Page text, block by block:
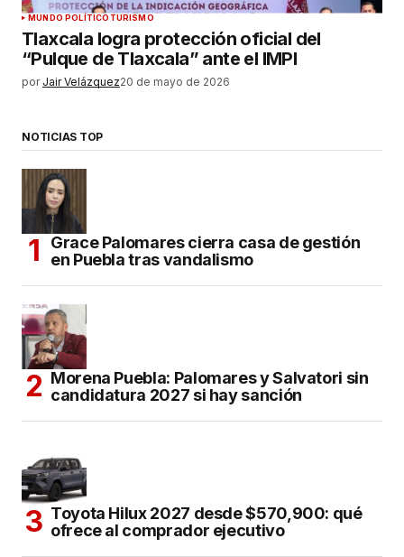
MUNDO POLÍTICO TURISMO
Tlaxcala logra protección oficial del
“Pulque de Tlaxcala” ante el IMPI
por Jair Velázquez20 de mayo de 2026
NOTICIAS TOP
Grace Palomares cierra casa de gestión
en Puebla tras vandalismo
Morena Puebla: Palomares y Salvatori sin
candidatura 2027 si hay sanción
Toyota Hilux 2027 desde $570,900: qué
ofrece al comprador ejecutivo